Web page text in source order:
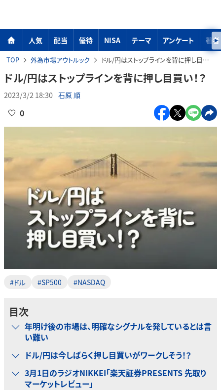
人気 配当 優待 NISA テーマ アンケート 著者
TOP 外為市場アウトルック ドル/円はストップラインを背に押し目買い！？
ドル/円はストップラインを背に押し目買い！？
2023/3/2 18:30 石原 順
0
#ドル #SP500 #NASDAQ
目次
年明け後の市場は、明確なシグナルを発しているとは言
い難い
ドル/円は今しばらく押し目買いがワークしそう！？
3月1日のラジオNIKKEI「楽天証券PRESENTS 先取り
マーケットレビュー」